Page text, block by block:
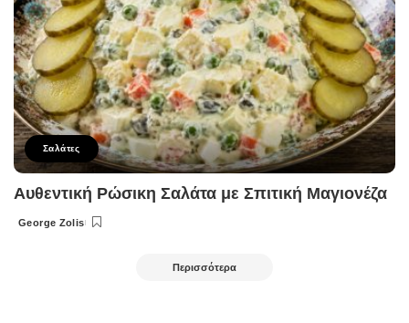
Σαλάτες
Αυθεντική Ρώσικη Σαλάτα με Σπιτική Μαγιονέζα
Posted
George Zolis
Περισσότερα